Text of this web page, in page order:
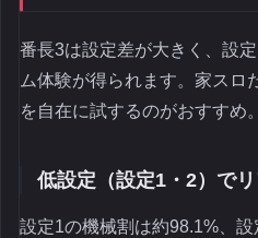
番長3は設定差が大きく、設
ム体験が得られます。家スロ
を自在に試するのがおすすめ。
低設定（設定1・2）で
設定1の機械割は約98.1%、